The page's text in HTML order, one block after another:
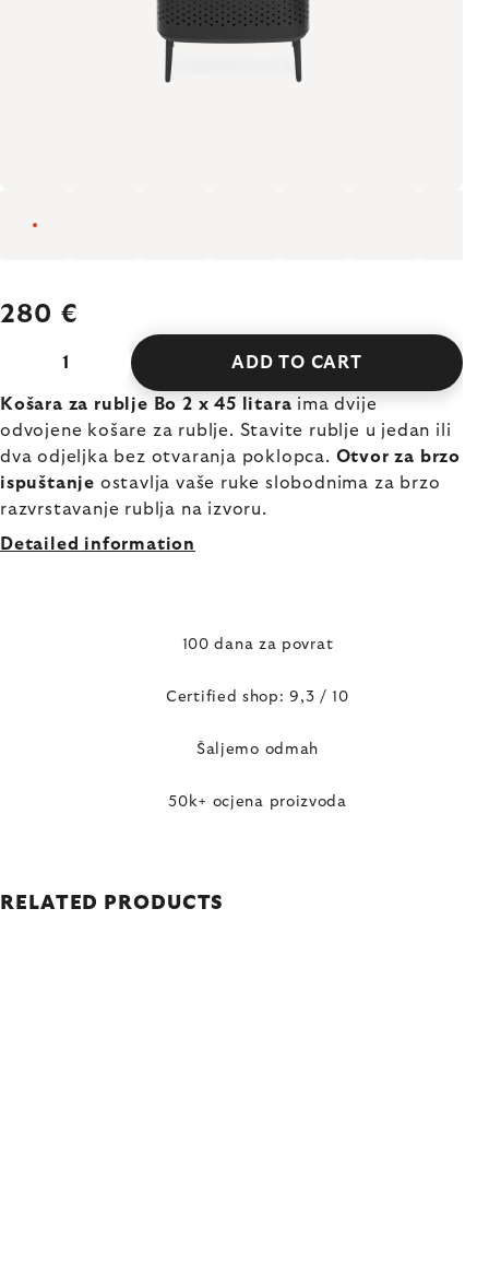
280 €
ADD TO CART
Košara za rublje Bo 2 x 45 litara ima dvije
odvojene košare za rublje. Stavite rublje u jedan ili
dva odjeljka bez otvaranja poklopca. Otvor za brzo
ispuštanje ostavlja vaše ruke slobodnima za brzo
razvrstavanje rublja na izvoru.
Detailed information
100 dana za povrat
Certified shop: 9,3 / 10
Šaljemo odmah
50k+ ocjena proizvoda
RELATED PRODUCTS